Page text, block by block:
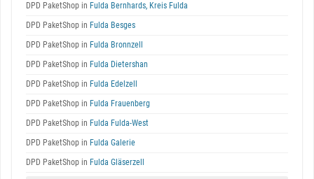
DPD PaketShop in Fulda Bernhards, Kreis Fulda
DPD PaketShop in Fulda Besges
DPD PaketShop in Fulda Bronnzell
DPD PaketShop in Fulda Dietershan
DPD PaketShop in Fulda Edelzell
DPD PaketShop in Fulda Frauenberg
DPD PaketShop in Fulda Fulda-West
DPD PaketShop in Fulda Galerie
DPD PaketShop in Fulda Gläserzell